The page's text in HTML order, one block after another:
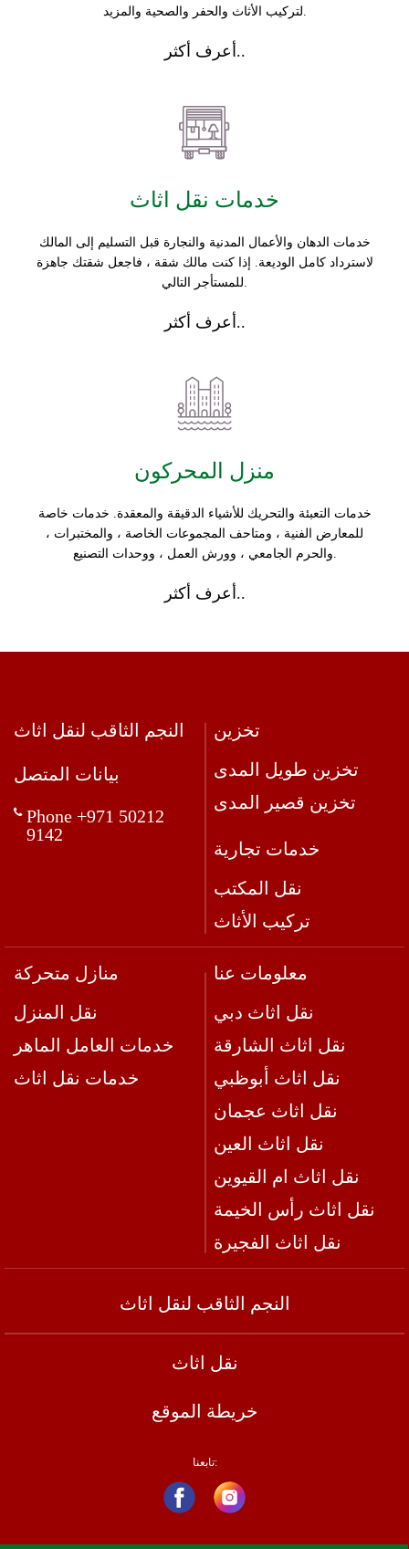
لتركيب الأثاث والحفر والصحية والمزيد.
أعرف أكثر..
خدمات نقل اثاث
خدمات الدهان والأعمال المدنية والنجارة قبل التسليم إلى المالك
لاسترداد كامل الوديعة. إذا كنت مالك شقة ، فاجعل شقتك جاهزة
للمستأجر التالي.
أعرف أكثر..
منزل المحركون
خدمات التعبئة والتحريك للأشياء الدقيقة والمعقدة. خدمات خاصة
للمعارض الفنية ، ومتاحف المجموعات الخاصة ، والمختبرات ،
والحرم الجامعي ، وورش العمل ، ووحدات التصنيع.
أعرف أكثر..
النجم الثاقب لنقل اثاث
بيانات المتصل
Phone +971 50212
9142
تخزين
تخزين طويل المدى
تخزين قصير المدى
خدمات تجارية
نقل المكتب
تركيب الأثاث
منازل متحركة
نقل المنزل
خدمات العامل الماهر
خدمات نقل اثاث
معلومات عنا
نقل اثاث دبي
نقل اثاث الشارقة
نقل اثاث أبوظبي
نقل اثاث عجمان
نقل اثاث العين
نقل اثاث ام القيوين
نقل اثاث رأس الخيمة
نقل اثاث الفجيرة
النجم الثاقب لنقل اثاث
نقل اثاث
خريطة الموقع
تابعنا: